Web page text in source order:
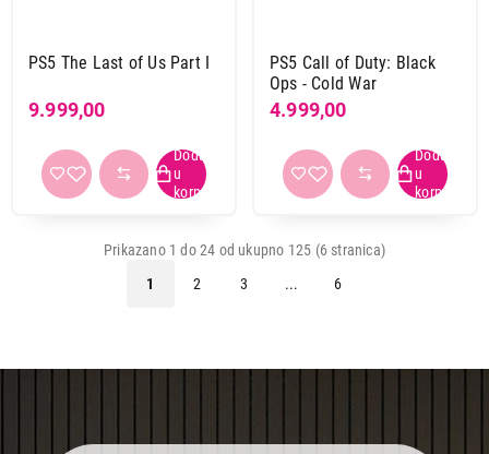
PS5 The Last of Us Part I
9.999,00
PS5 Call of Duty: Black
Ops - Cold War
4.999,00
Prikazano 1 do 24 od ukupno 125 (6 stranica)
1
2 3 ... 6